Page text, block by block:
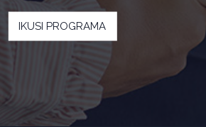
IKUSI PROGRAMA